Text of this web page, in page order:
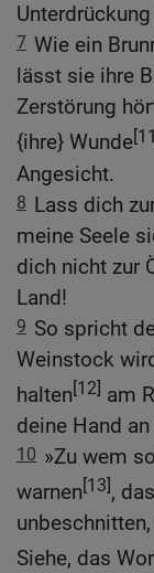
7 Wie ein
lässt sie ihre
Zerstörung
{ihre} Wunde
Angesicht.
8 Lass dich
meine Seele
dich nicht zur
Land!
9 So spricht
Weinstock
halten[12] am
deine Hand
10 »Zu wem
warnen[13],
Siehe, das